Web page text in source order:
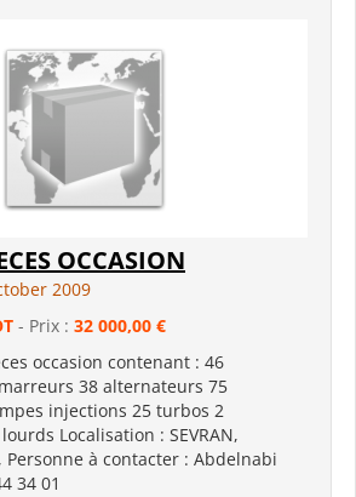
OCCASION
2009
- Prix : 32 000,00 €
occasion contenant : 46
38 alternateurs 75
injections 25 turbos 2
Localisation : SEVRAN,
Personne à contacter : Abdelnabi
34 01